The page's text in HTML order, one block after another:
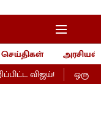
செய்திகள்
அரசியல்
விஜய்!
ஒரு